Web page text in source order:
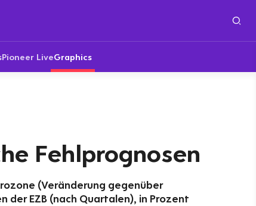
Pioneer LiveGraphics
Fehlprognosen
(Veränderung gegenüber
der EZB (nach Quartalen), in Prozent